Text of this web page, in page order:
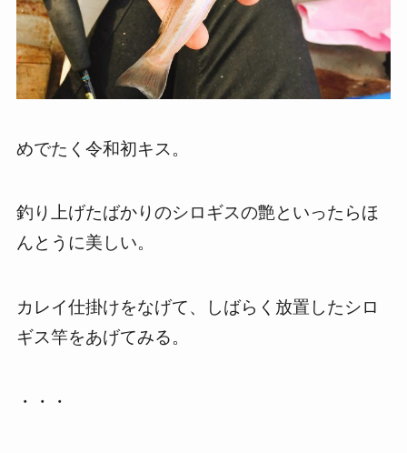
めでたく令和初キス。
釣り上げたばかりのシロギスの艶といったらほ
んとうに美しい。
カレイ仕掛けをなげて、しばらく放置したシロ
ギス竿をあげてみる。
・・・